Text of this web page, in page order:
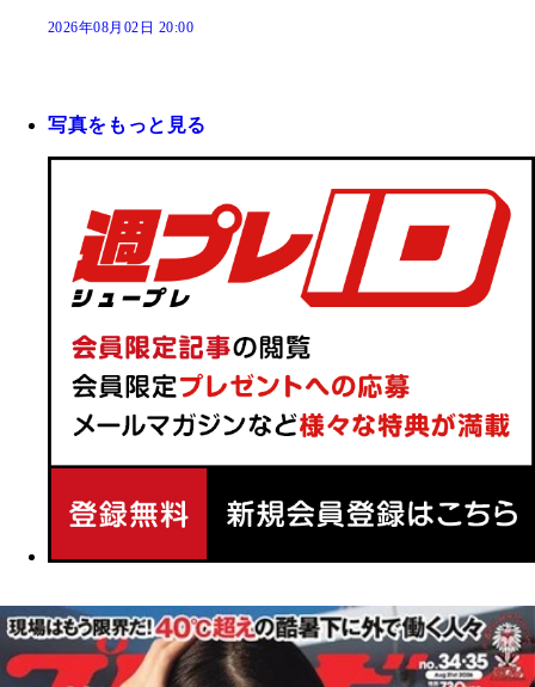
2026年08月02日 20:00
写真をもっと見る